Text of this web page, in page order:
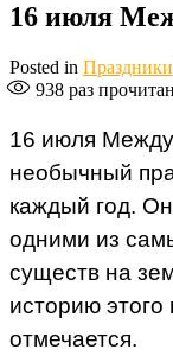
16 июля
Posted in Праздники
938 раз
16 июля
необычный
каждый год.
одними из
существ на
историю этого
отмечается.